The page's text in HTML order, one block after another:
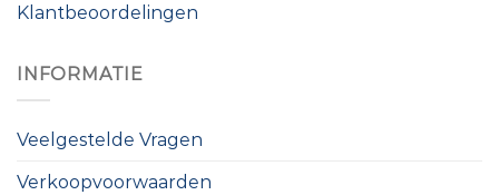
Klantbeoordelingen
INFORMATIE
Veelgestelde Vragen
Verkoopvoorwaarden